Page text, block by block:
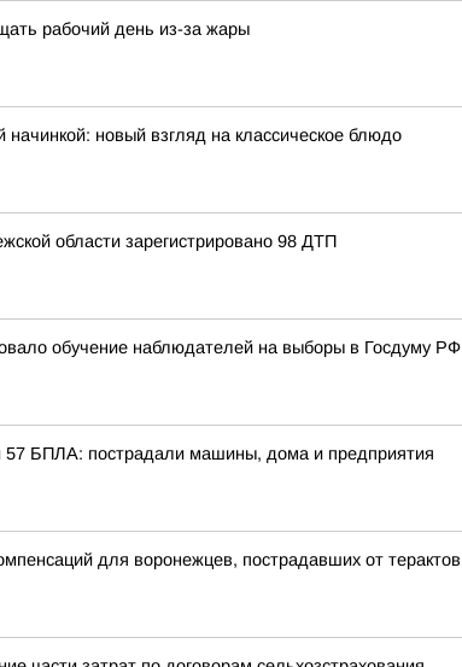
рабочий день из-за жары
новый взгляд на классическое блюдо
области зарегистрировано 98 ДТП
обучение наблюдателей на выборы в Госдуму РФ
57 БПЛА: пострадали машины, дома и предприятия
для воронежцев, пострадавших от терактов